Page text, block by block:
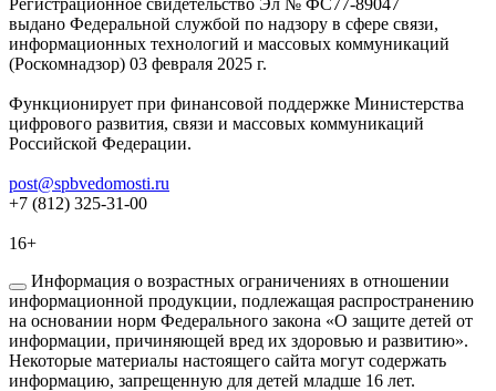
Регистрационное свидетельство Эл № ФС77-89047
выдано Федеральной службой по надзору в сфере связи,
информационных технологий и массовых коммуникаций
(Роскомнадзор) 03 февраля 2025 г.
Функционирует при финансовой поддержке Министерства
цифрового развития, связи и массовых коммуникаций
Российской Федерации.
post@spbvedomosti.ru
+7 (812) 325-31-00
16+
Информация о возрастных ограничениях в отношении
информационной продукции, подлежащая распространению
на основании норм Федерального закона «О защите детей от
информации, причиняющей вред их здоровью и развитию».
Некоторые материалы настоящего сайта могут содержать
информацию, запрещенную для детей младше 16 лет.